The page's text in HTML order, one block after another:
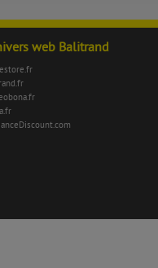
web Balitrand